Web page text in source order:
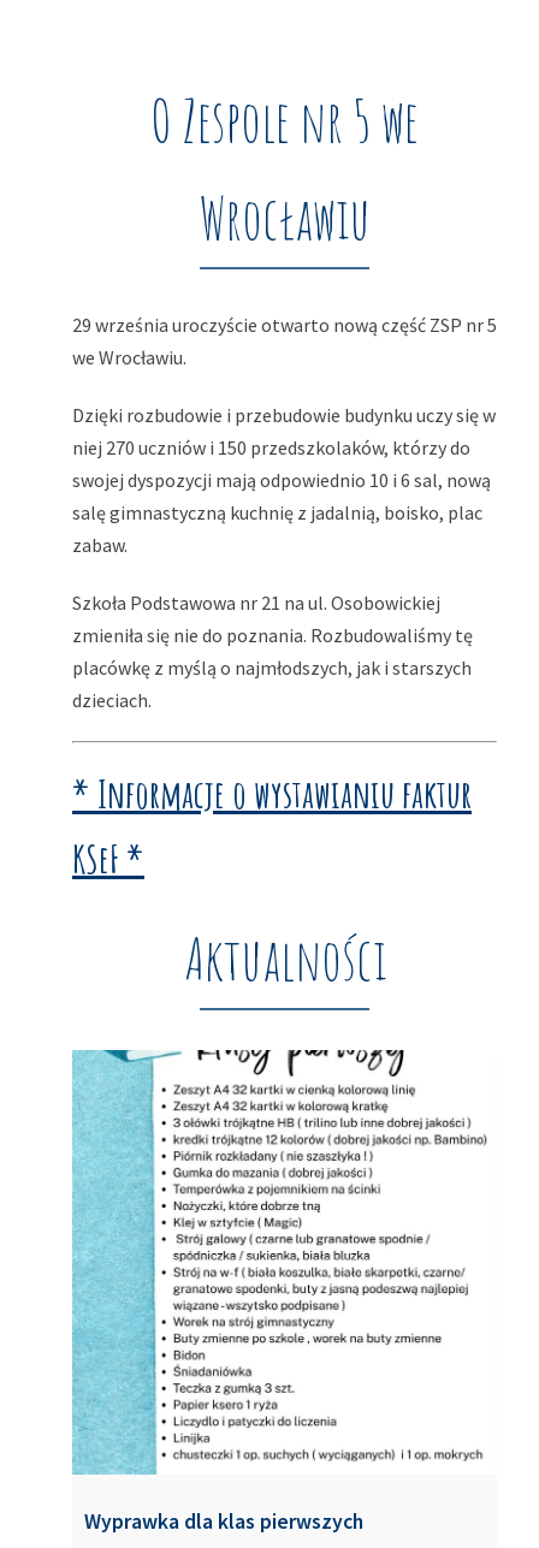
O Zespole nr 5 we
Wrocławiu
29 września uroczyście otwarto nową część ZSP nr 5
we Wrocławiu.
Dzięki rozbudowie i przebudowie budynku uczy się w
niej 270 uczniów i 150 przedszkolaków, którzy do
swojej dyspozycji mają odpowiednio 10 i 6 sal, nową
salę gimnastyczną kuchnię z jadalnią, boisko, plac
zabaw.
Szkoła Podstawowa nr 21 na ul. Osobowickiej
zmieniła się nie do poznania. Rozbudowaliśmy tę
placówkę z myślą o najmłodszych, jak i starszych
dzieciach.
* Informacje o wystawianiu faktur
KSeF *
Aktualności
Wyprawka dla klas pierwszych